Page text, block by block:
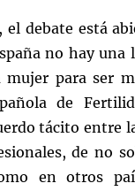
el debate está
no hay una
mujer para ser
de
tácito entre
de no
en otros